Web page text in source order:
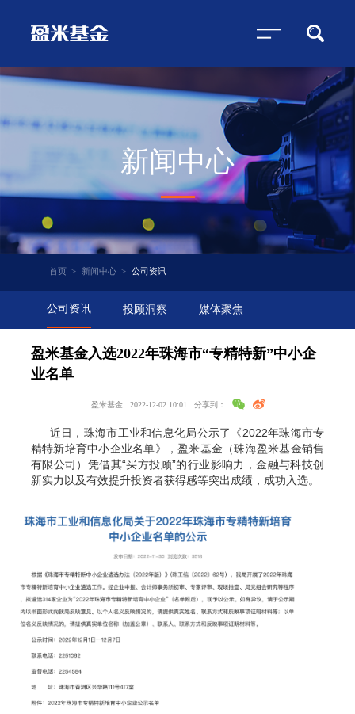
新闻中心
首页 > 新闻中心 > 公司资讯
公司资讯 投顾洞察 媒体聚焦
盈米基金入选2022年珠海市“专精特新”中小企
业名单
盈米基金 2022-12-02 10:01 分享到：
近日，珠海市工业和信息化局公示了《2022年珠海市专
精特新培育中小企业名单》，盈米基金（珠海盈米基金销售
有限公司）凭借其“买方投顾”的行业影响力，金融与科技创
新实力以及有效提升投资者获得感等突出成绩，成功入选。